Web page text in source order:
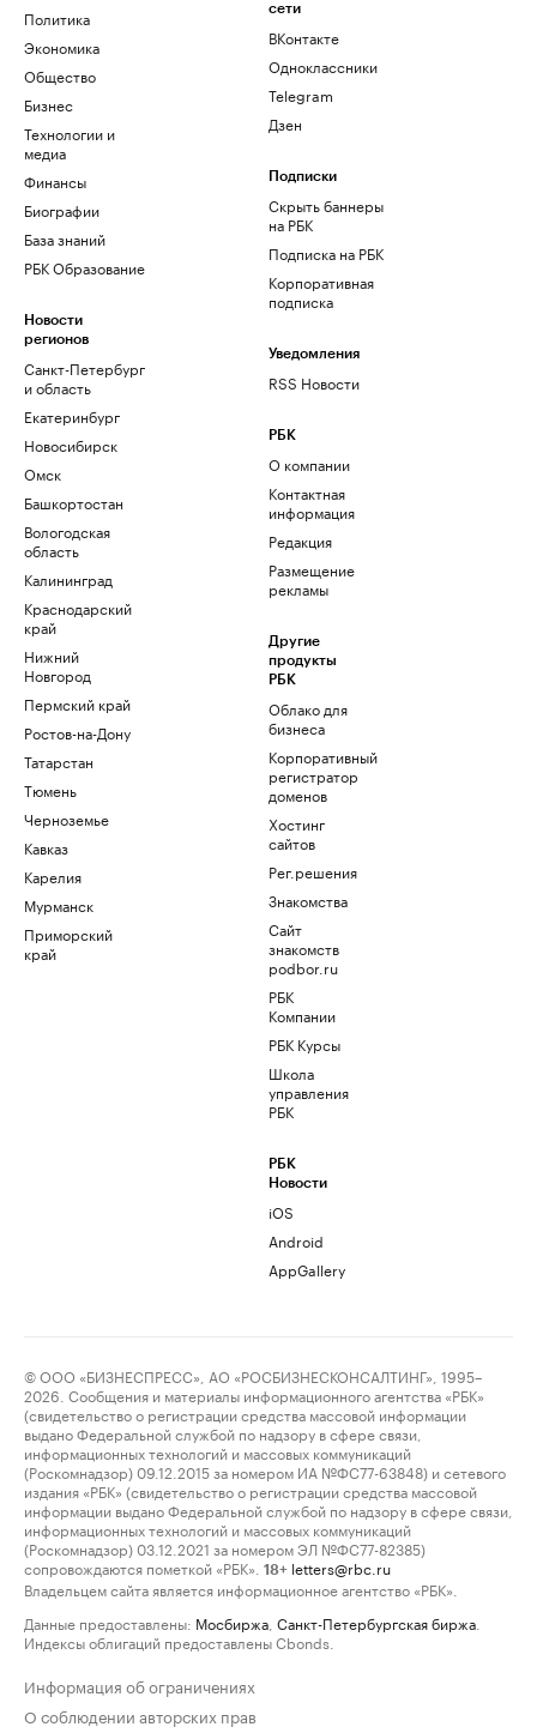
Политика
Экономика
Общество
Бизнес
Технологии и
медиа
Финансы
Биографии
База знаний
РБК Образование
Новости
регионов
Санкт-Петербург
и область
Екатеринбург
Новосибирск
Омск
Башкортостан
Вологодская
область
Калининград
Краснодарский
край
Нижний
Новгород
Пермский край
Ростов-на-Дону
Татарстан
Тюмень
Черноземье
Кавказ
Карелия
Мурманск
Приморский
край
сети
ВКонтакте
Одноклассники
Telegram
Дзен
Подписки
Скрыть баннеры
на РБК
Подписка на РБК
Корпоративная
подписка
Уведомления
RSS Новости
РБК
О компании
Контактная
информация
Редакция
Размещение
рекламы
Другие
продукты
РБК
Облако для
бизнеса
Корпоративный
регистратор
доменов
Хостинг
сайтов
Рег.решения
Знакомства
Сайт
знакомств
podbor.ru
РБК
Компании
РБК Курсы
Школа
управления
РБК
РБК
Новости
iOS
Android
AppGallery
© ООО «БИЗНЕСПРЕСС», АО «РОСБИЗНЕСКОНСАЛТИНГ», 1995–
2026. Сообщения и материалы информационного агентства «РБК»
(свидетельство о регистрации средства массовой информации
выдано Федеральной службой по надзору в сфере связи,
информационных технологий и массовых коммуникаций
(Роскомнадзор) 09.12.2015 за номером ИА №ФС77-63848) и сетевого
издания «РБК» (свидетельство о регистрации средства массовой
информации выдано Федеральной службой по надзору в сфере связи,
информационных технологий и массовых коммуникаций
(Роскомнадзор) 03.12.2021 за номером ЭЛ №ФС77-82385)
сопровождаются пометкой «РБК».
18+ letters@rbc.ru
Владельцем сайта является информационное агентство «РБК».
Данные предоставлены: Мосбиржа Санкт-Петербургская биржа
Индексы облигаций предоставлены Cbonds.
Информация об ограничениях
О соблюдении авторских прав